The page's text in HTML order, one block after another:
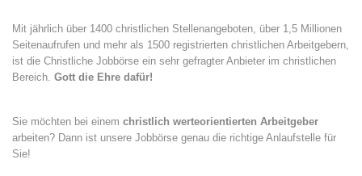
Mit jährlich über 1400 christlichen Stellenangeboten, über 1,5 Millionen
Seitenaufrufen und mehr als 1500 registrierten christlichen Arbeitgebern,
ist die Christliche Jobbörse ein sehr gefragter Anbieter im christlichen
Bereich. Gott die Ehre dafür!
Sie möchten bei einem christlich werteorientierten Arbeitgeber
arbeiten? Dann ist unsere Jobbörse genau die richtige Anlaufstelle für
Sie!